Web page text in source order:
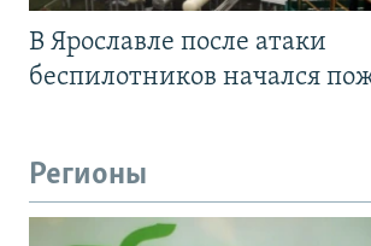
В Ярославле после атаки
беспилотников начался
Регионы